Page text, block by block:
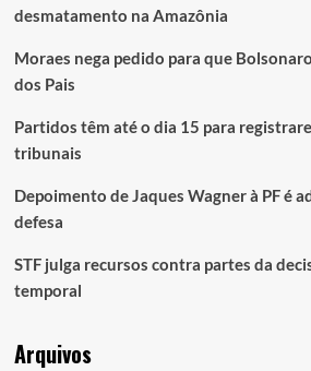
desmatamento na Amazônia
Moraes nega pedido para que
dos Pais
Partidos têm até o dia 15 para
tribunais
Depoimento de Jaques Wagner à PF é
defesa
STF julga recursos contra partes da
temporal
Arquivos